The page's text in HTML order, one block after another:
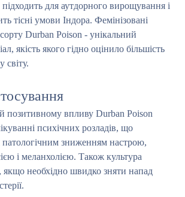
підходить для аутдорного вирощування і
тісні умови Індора. Фемінізовані
Durban Poison - унікальний
якість якого гідно оцінило більшість
світу.
позитивному впливу Durban Poison
психічних розладів, що
зниженням настрою,
і меланхолією. Також культура
якщо необхідно швидко зняти напад